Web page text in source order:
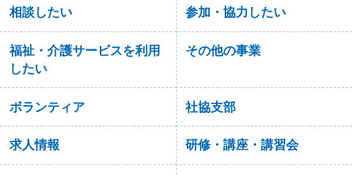
相談したい 参加・協力したい
福祉・介護サービスを利用
したい
その他の事業
ボランティア 社協支部
求人情報 研修・講座・講習会